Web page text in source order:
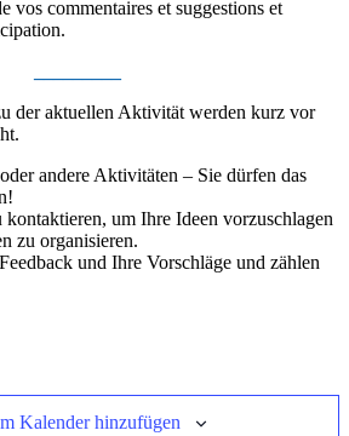
vos commentaires et suggestions et
der aktuellen Aktivität werden kurz vor
andere Aktivitäten – Sie dürfen das
um Ihre Ideen vorzuschlagen
zu organisieren.
und Ihre Vorschläge und zählen
Kalender hinzufügen